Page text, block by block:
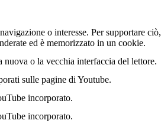
o interesse. Per supportare
ed è memorizzato in un cookie.
nuova o la vecchia interfaccia del lettore.
sulle pagine di Youtube.
incorporato.
incorporato.